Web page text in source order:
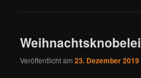
Weihnachtsknobelei
Veröffentlicht am23. Dezember 2019